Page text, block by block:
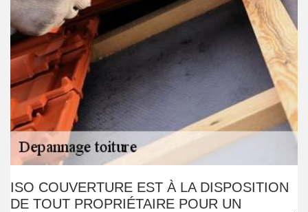
ISO COUVERTURE EST À LA DISPOSITION
DE TOUT PROPRIÉTAIRE POUR UN